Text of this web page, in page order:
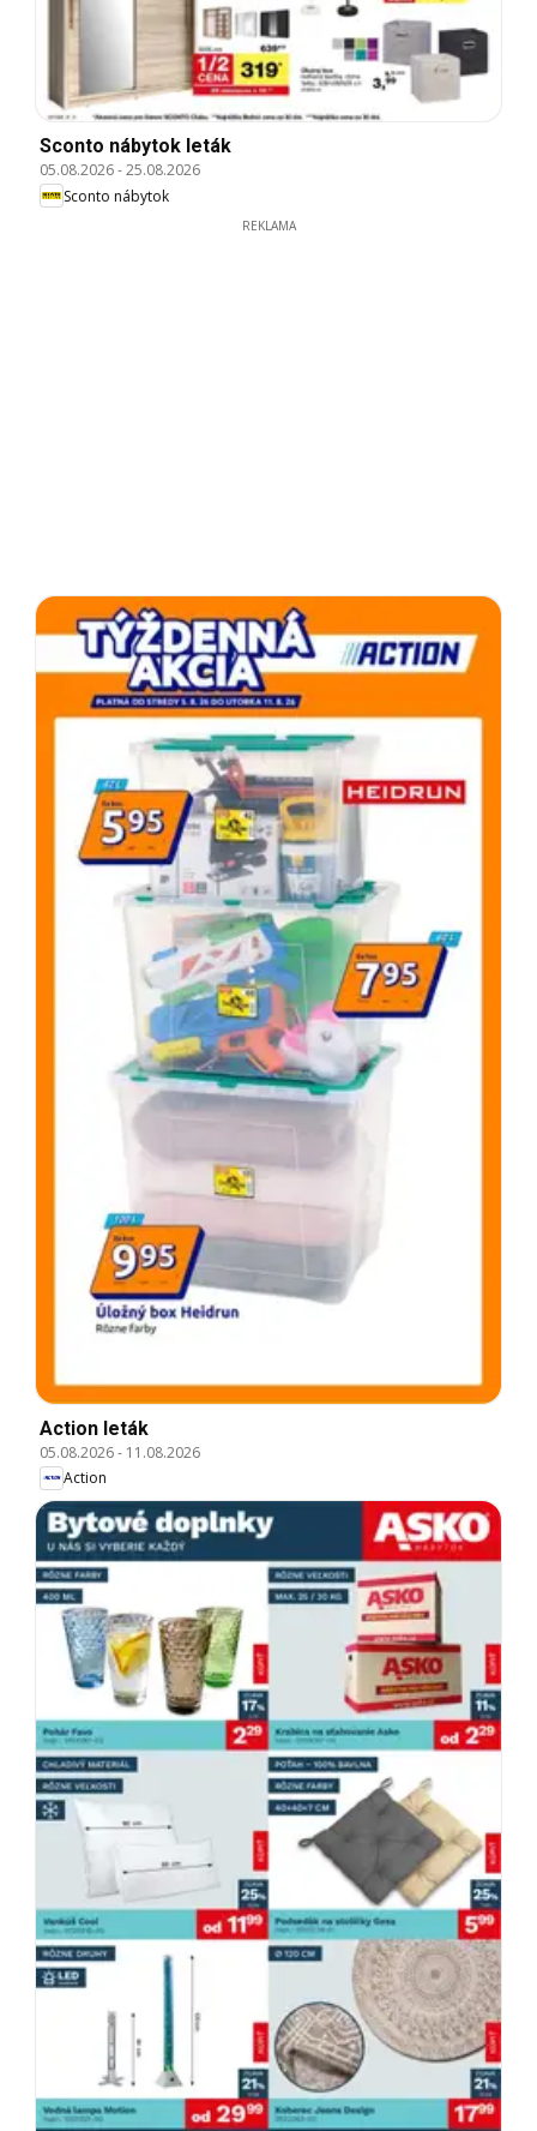
Sconto nábytok leták
05.08.2026-25.08.2026
Sconto nábytok
REKLAMA
Action leták
05.08.2026- 11.08.2026
Action